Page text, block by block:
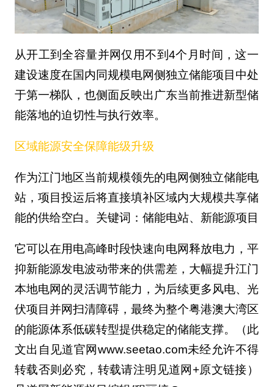
从开工到全容量并网仅用不到4个月时间，这一
建设速度在国内同规模电网侧独立储能项目中处
于第一梯队，也侧面反映出广东当前推进新型储
能落地的迫切性与执行效率。
区域能源安全保障能级升级‌
作为江门地区当前规模领先的电网侧独立储能电
站，项目投运后将直接填补区域内大规模共享储
能的供给空白。关键词：储能电站、新能源项目
它可以在用电高峰时段快速向电网释放电力，平
抑新能源发电波动带来的供需差，大幅提升江门
本地电网的灵活调节能力，为后续更多风电、光
伏项目并网扫清障碍，最终为整个粤港澳大湾区
的能源体系低碳转型提供稳定的储能支撑。（此
文出自见道官网www.seetao.com未经允许不得
转载否则必究，转载请注明见道网+原文链接）